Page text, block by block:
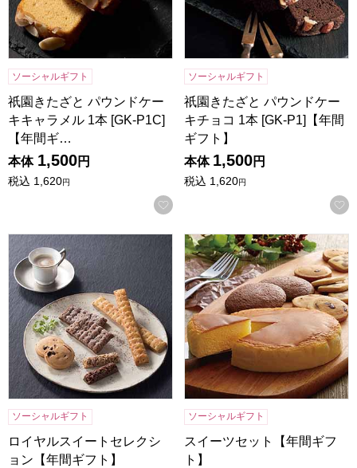
ソーシャルギフト
祇園きたざと パウンドケー
キキャラメル 1本 [GK-P1C]
【年間ギ…
本体 1,500円
税込 1,620円
お気に入りに登録する
ソーシャルギフト
祇園きたざと パウンドケー
キチョコ 1本 [GK-P1]【年間
ギフト】
本体 1,500円
税込 1,620円
ロイヤルスイートセレクション【年間ギフト】
ソーシャルギフト
ロイヤルスイートセレクシ
ョン【年間ギフト】
スイーツセット【年間ギフト
ソーシャルギフト
スイーツセット【年間ギフ
ト】